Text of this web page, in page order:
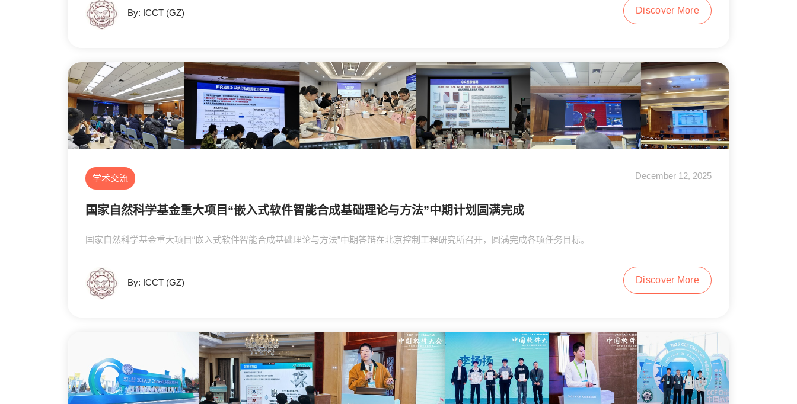
By: ICCT (GZ) Discover More
学术交流 December 12, 2025
国家自然科学基金重大项目“嵌入式软件智能合成基础理论与方法”中期计划圆满完成
国家自然科学基金重大项目“嵌入式软件智能合成基础理论与方法”中期答辩在北京控制工程研究所召开，圆满完成各项任务目标。
By: ICCT (GZ) Discover More